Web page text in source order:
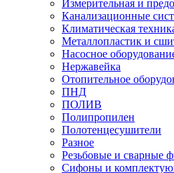
Измерительная и
Канализационные
Климатическая
Металлопластик и
Насосное
Нержавейка
Отопительное
ПНД
ПОЛИВ
Полипропилен
Полотенцесушители
Разное
Резьбовые и сварные
Сифоны и